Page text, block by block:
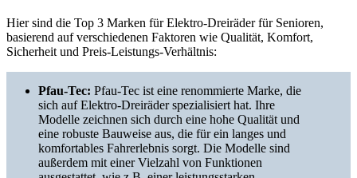
Hier sind die Top 3 Marken für Elektro-Dreiräder für Senioren,
basierend auf verschiedenen Faktoren wie Qualität, Komfort,
Sicherheit und Preis-Leistungs-Verhältnis:
Pfau-Tec: Pfau-Tec ist eine renommierte Marke, die
sich auf Elektro-Dreiräder spezialisiert hat. Ihre
Modelle zeichnen sich durch eine hohe Qualität und
eine robuste Bauweise aus, die für ein langes und
komfortables Fahrerlebnis sorgt. Die Modelle sind
außerdem mit einer Vielzahl von Funktionen